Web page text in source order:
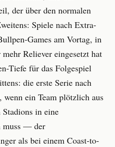
der über den normalen
Spiele nach Extra-
Games am Vortag, in
Reliever eingesetzt hat
Tiefe für das Folgespiel
die erste Serie nach
wenn ein Team plötzlich aus
in eine
muss — der
als bei einem Coast-to-